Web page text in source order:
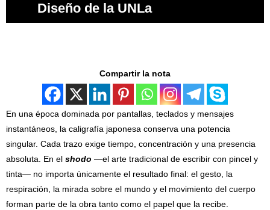
Diseño de la UNLa
Compartir la nota
En una época dominada por pantallas, teclados y mensajes
instantáneos, la caligrafía japonesa conserva una potencia
singular. Cada trazo exige tiempo, concentración y una presencia
absoluta. En el shodo —el arte tradicional de escribir con pincel y
tinta— no importa únicamente el resultado final: el gesto, la
respiración, la mirada sobre el mundo y el movimiento del cuerpo
forman parte de la obra tanto como el papel que la recibe.